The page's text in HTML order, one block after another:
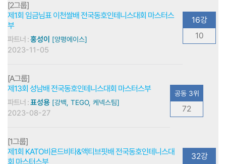
[2그룹]
제1회 임금님표 이천쌀배 전국동호인테니스대회 마스터스
부
파트너 :홍성이 [양평에이스]
2023-11-05
16강
10
[A그룹]
제13회 성남배 전국동호인테니스대회 마스터스부
파트너 :표성용 [강백, TEGO, 케넥스팀]
2023-08-27
공동 3위
72
[1그룹]
제1회 KATO비욘드비타&액티브핏배 전국동호인테니스대
회 마스터스부
32강